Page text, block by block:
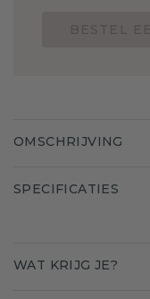
OMSCHRIJVING
SPECIFICATIES
WAT KRIJG JE?